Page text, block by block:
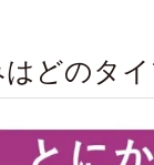
どのタイ